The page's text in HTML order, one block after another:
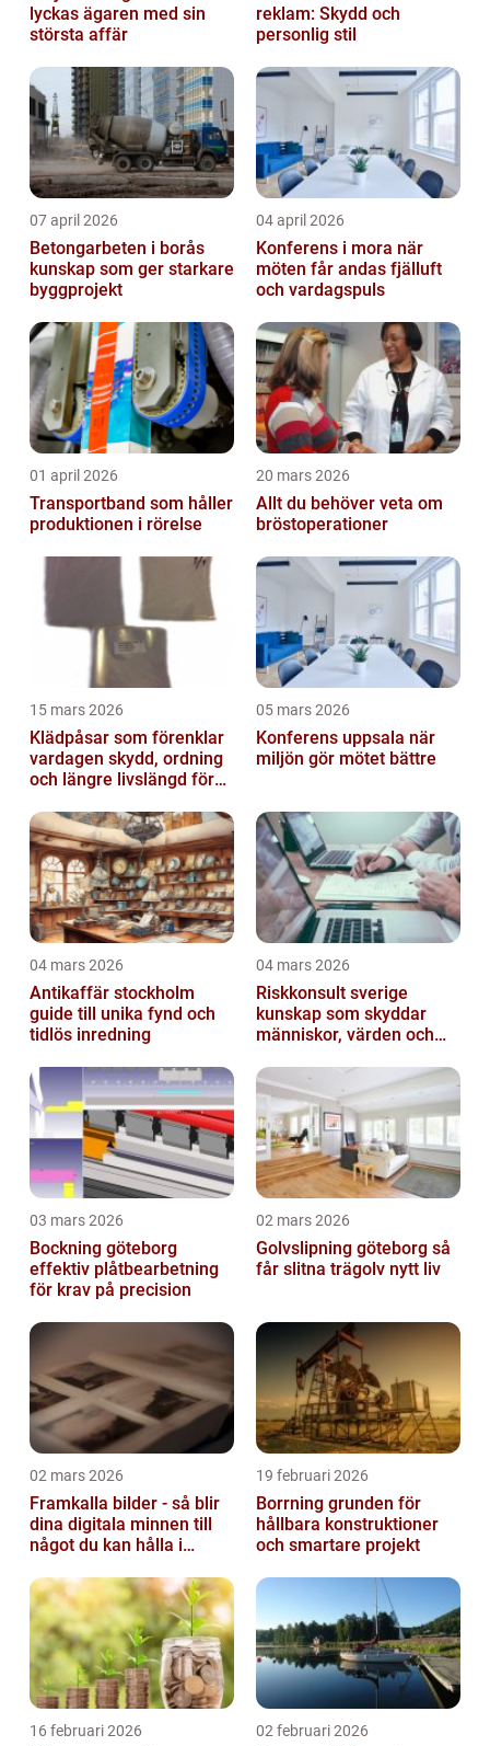
lyckas ägaren med sin
största affär
reklam: Skydd och
personlig stil
07 april 2026
Betongarbeten i borås
kunskap som ger starkare
byggprojekt
04 april 2026
Konferens i mora när
möten får andas fjälluft
och vardagspuls
01 april 2026
Transportband som håller
produktionen i rörelse
20 mars 2026
Allt du behöver veta om
bröstoperationer
15 mars 2026
Klädpåsar som förenklar
vardagen skydd, ordning
och längre livslängd för
05 mars 2026
Konferens uppsala när
miljön gör mötet bättre
04 mars 2026
Antikaffär stockholm
guide till unika fynd och
tidlös inredning
04 mars 2026
Riskkonsult sverige
kunskap som skyddar
människor, värden och
03 mars 2026
Bockning göteborg
effektiv plåtbearbetning
för krav på precision
02 mars 2026
Golvslipning göteborg så
får slitna trägolv nytt liv
02 mars 2026
Framkalla bilder - så blir
dina digitala minnen till
något du kan hålla i
19 februari 2026
Borrning grunden för
hållbara konstruktioner
och smartare projekt
16 februari 2026 02 februari 2026